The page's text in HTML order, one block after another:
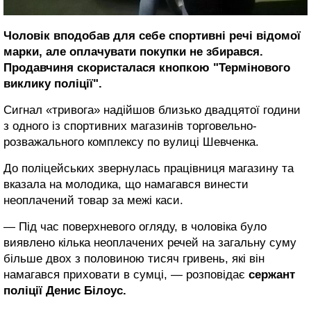
Чоловік вподобав для себе спортивні речі відомої
марки, але оплачувати покупки не збирався.
Продавчиня скористалася кнопкою "Термінового
виклику поліції".
Сигнал «тривога» надійшов близько двадцятої години
з одного із спортивних магазинів торговельно-
розважального комплексу по вулиці Шевченка.
До поліцейських звернулась працівниця магазину та
вказала на молодика, що намагався винести
неоплачений товар за межі каси.
— Під час поверхневого огляду, в чоловіка було
виявлено кілька неоплачених речей на загальну суму
більше двох з половиною тисяч гривень, які він
намагався приховати в сумці, — розповідає сержант
поліції Денис Білоус.